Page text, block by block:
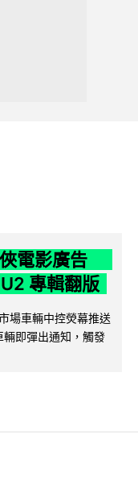
電影廣告
專輯翻版
場車輛中控熒幕推送
輛即彈出通知，觸發